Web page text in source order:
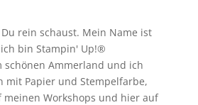
rein schaust. Mein Name ist
bin Stampin' Up!®
schönen Ammerland und ich
mit Papier und Stempelfarbe,
meinen Workshops und hier auf